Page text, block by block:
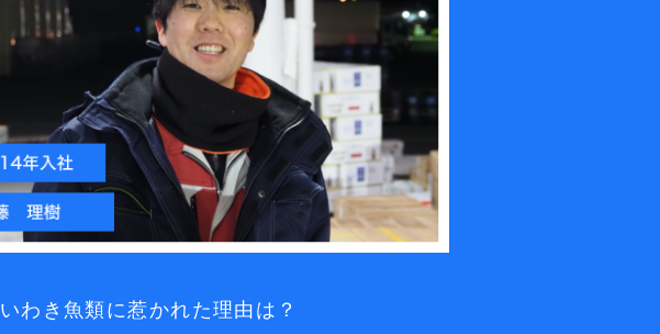
いわき⿂類に惹かれた理由は？